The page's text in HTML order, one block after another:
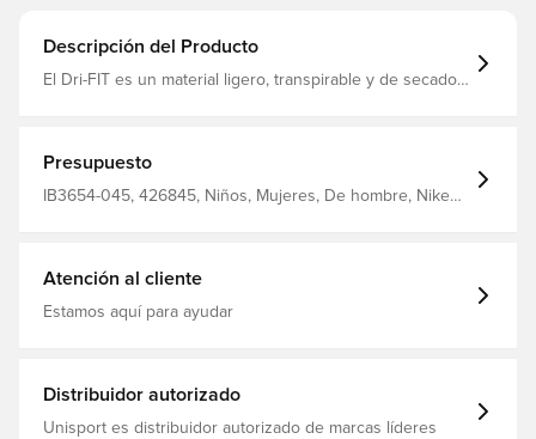
Descripción del Producto
El Dri-FIT es un material ligero, transpirable y de secado
Hecho de 100% poliéster
Presupuesto
IB3654-045, 426845, Niños, Mujeres, De hombre, Nike
Atención al cliente
Estamos aquí para ayudar
Distribuidor autorizado
Unisport es distribuidor autorizado de marcas líderes